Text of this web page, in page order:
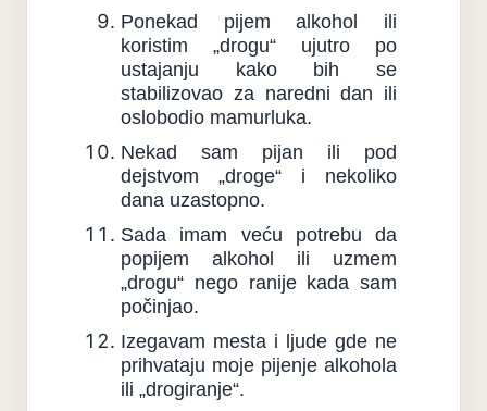
Ponekad pijem alkohol ili
koristim „drogu“ ujutro po
ustajanju kako bih se
stabilizovao za naredni dan ili
oslobodio mamurluka.
Nekad sam pijan ili pod
dejstvom „droge“ i nekoliko
dana uzastopno.
Sada imam veću potrebu da
popijem alkohol ili uzmem
„drogu“ nego ranije kada sam
počinjao.
Izegavam mesta i ljude gde ne
prihvataju moje pijenje alkohola
ili „drogiranje“.